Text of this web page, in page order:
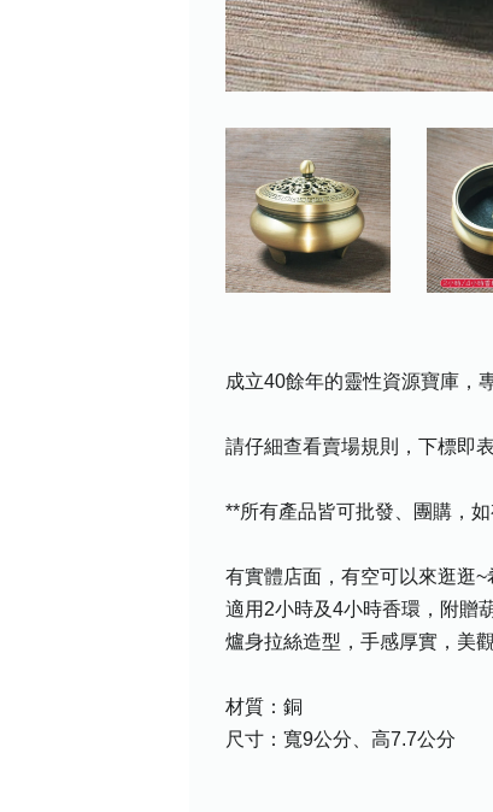
成立40餘年的靈性資源寶庫，
請仔細查看賣場規則，下標即
**所有產品皆可批發、團購，
有實體店面，有空可以來逛逛
適用2小時及4小時香環，附贈
爐身拉絲造型，手感厚實，美
材質：銅
尺寸：寬9公分、高7.7公分